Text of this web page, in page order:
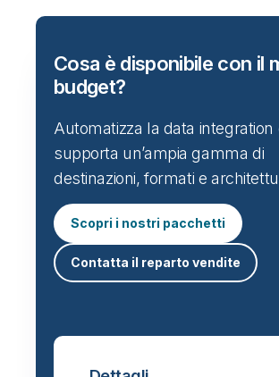
Cosa è disponibile con il
budget?
Automatizza la data integration
supporta un’ampia gamma di
destinazioni, formati e
Scopri i nostri pacchetti
Contatta il reparto vendite